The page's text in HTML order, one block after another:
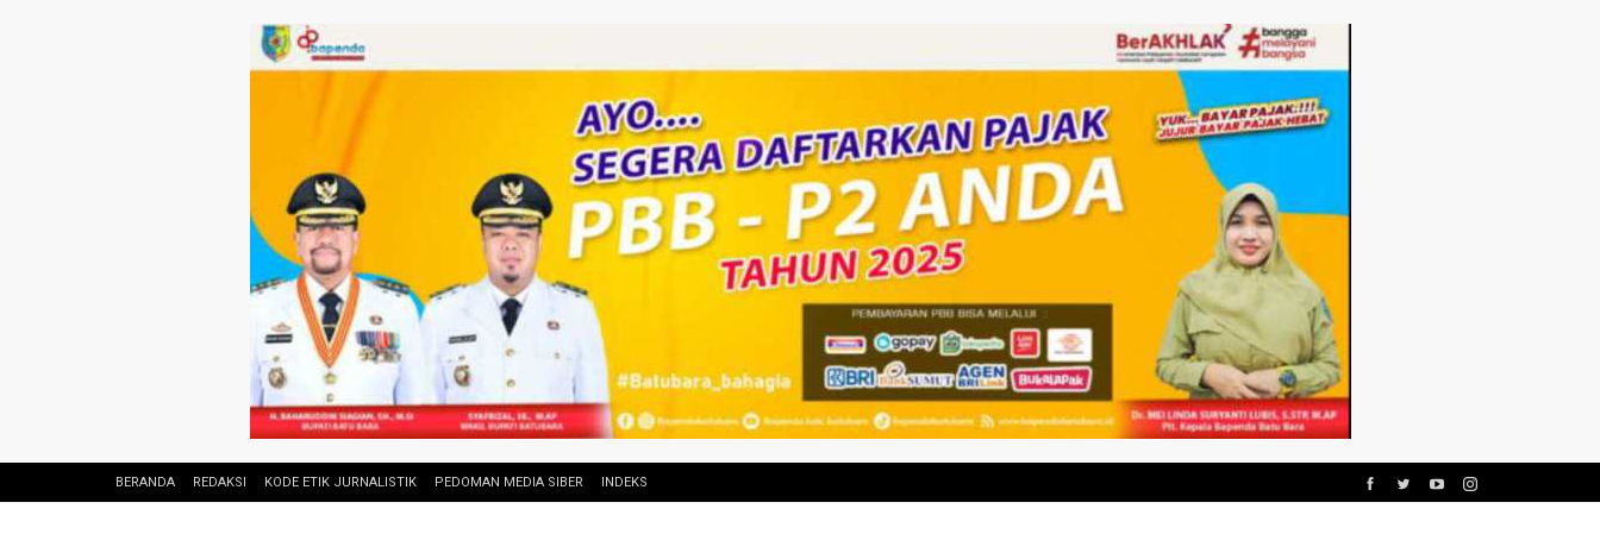
BERANDA REDAKSI KODE ETIK JURNALISTIK PEDOMAN MEDIA SIBER INDEKS